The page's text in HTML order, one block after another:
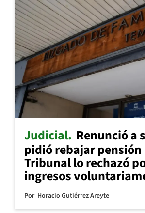
Judicial Renunció a
pidió rebajar pensión
Tribunal lo rechazó
ingresos
Por Horacio Gutiérrez Areyte